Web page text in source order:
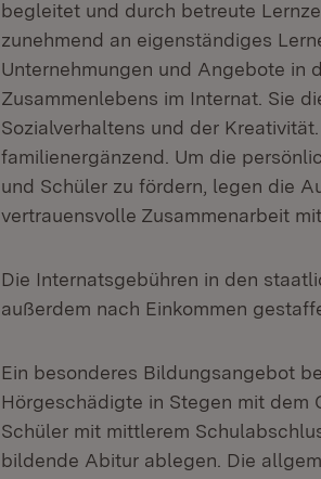
begleitet und durch betreute
zunehmend an eigenständiges
Unternehmungen und Angebote in
Zusammenlebens im Internat. Sie
Sozialverhaltens und der
familienergänzend. Um die
und Schüler zu fördern, legen die
vertrauensvolle Zusammenarbeit
Die Internatsgebühren in den
außerdem nach Einkommen
Ein besonderes Bildungsangebot
Hörgeschädigte in Stegen mit dem
Schüler mit mittlerem
bildende Abitur ablegen. Die